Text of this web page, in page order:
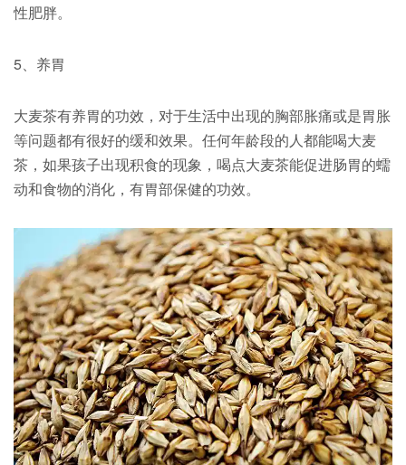
性肥胖。
5、养胃
大麦茶有养胃的功效，对于生活中出现的胸部胀痛或是胃胀
等问题都有很好的缓和效果。任何年龄段的人都能喝大麦
茶，如果孩子出现积食的现象，喝点大麦茶能促进肠胃的蠕
动和食物的消化，有胃部保健的功效。